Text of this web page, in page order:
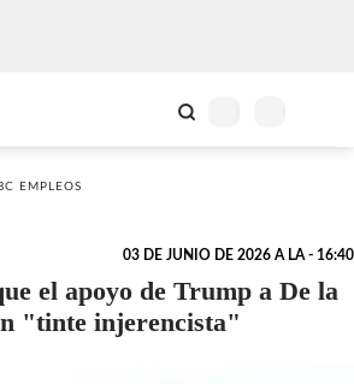
EMPLEOS
03 DE JUNIO DE 2026 A LA - 16:40
el apoyo de Trump a De la
"tinte injerencista"